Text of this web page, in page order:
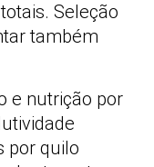
Seleção
também
e nutrição por
por quilo